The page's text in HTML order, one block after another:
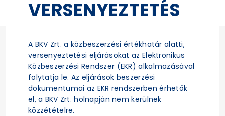
VERSENYEZTETÉS
A BKV Zrt. a közbeszerzési értékhatár alatti,
versenyeztetési eljárásokat az Elektronikus
Közbeszerzési Rendszer (EKR) alkalmazásával
folytatja le. Az eljárások beszerzési
dokumentumai az EKR rendszerben érhetők
el, a BKV Zrt. holnapján nem kerülnek
közzétételre.